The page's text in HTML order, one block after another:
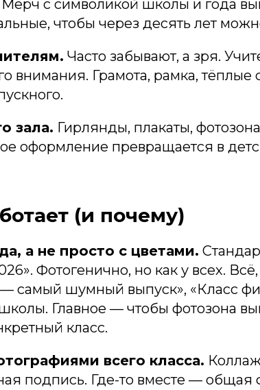
Мерч с символикой школы и года
чтобы через десять лет
Часто забывают, а зря.
внимания. Грамота, рамка,
зала. Гирлянды, плакаты,
оформление превращается в
(и почему)
а не просто с цветами.
Фотогенично, но как у всех.
— самый шумный выпуск», «Класс
Главное — чтобы фотозона
класс.
всего класса.
подпись. Где-то вместе — общая